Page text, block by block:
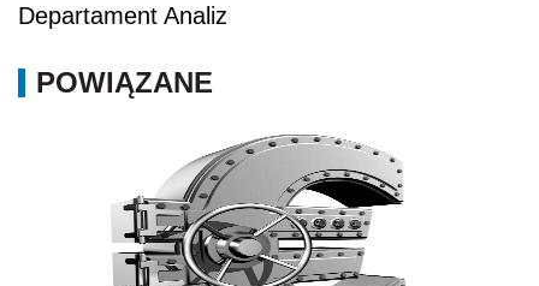
Departament Analiz
POWIĄZANE